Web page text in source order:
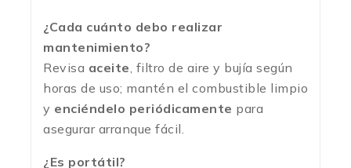
¿Cada cuánto debo realizar
mantenimiento?
Revisa aceite, filtro de aire y bujía según
horas de uso; mantén el combustible limpio
y enciéndelo periódicamente para
asegurar arranque fácil.
¿Es portátil?